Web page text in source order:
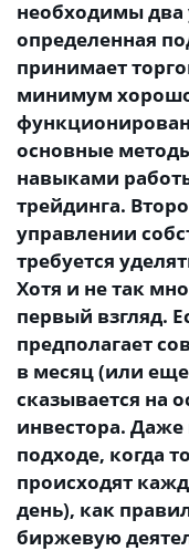
необходимы два
определенная
принимает
минимум
основные
навыками
трейдинга.
управлении
требуется
Хотя и не так
первый взгляд.
предполагает
в месяц (или
сказывается на
инвестора.
подходе, когда
происходят
день), как
биржевую